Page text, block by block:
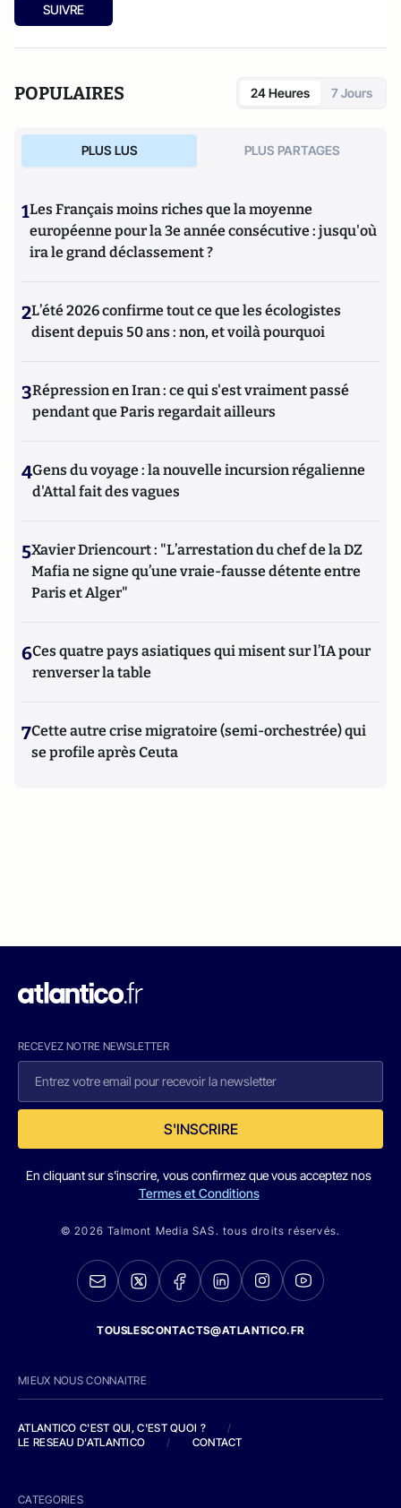
SUIVRE
POPULAIRES 24 Heures 7 Jours
PLUS LUS PLUS PARTAGES
1Les Français moins riches que la moyenne
européenne pour la 3e année consécutive : jusqu'où
ira le grand déclassement ?
2L’été 2026 confirme tout ce que les écologistes
disent depuis 50 ans : non, et voilà pourquoi
3Répression en Iran : ce qui s'est vraiment passé
pendant que Paris regardait ailleurs
4Gens du voyage : la nouvelle incursion régalienne
d'Attal fait des vagues
5Xavier Driencourt : "L’arrestation du chef de la DZ
Mafia ne signe qu’une vraie-fausse détente entre
Paris et Alger"
6Ces quatre pays asiatiques qui misent sur l’IA pour
renverser la table
7Cette autre crise migratoire (semi-orchestrée) qui
se profile après Ceuta
RECEVEZ NOTRE NEWSLETTER
S'INSCRIRE
En cliquant sur s'inscrire, vous confirmez que vous acceptez nos
Termes et Conditions
© 2026 Talmont Media SAS. tous droits réservés.
TOUSLESCONTACTS@ATLANTICO.FR
MIEUX NOUS CONNAITRE
ATLANTICO C'EST QUI, C'EST QUOI ?
/
LE RESEAU D'ATLANTICO
/ CONTACT
CATEGORIES